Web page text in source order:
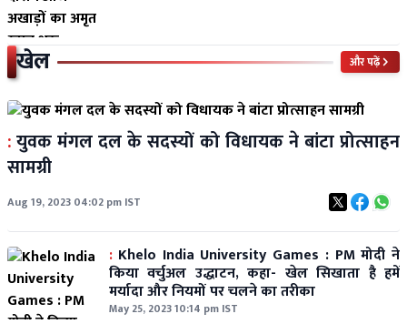
खेल और पढ़ें
:युवक मंगल दल के सदस्यों को विधायक ने बांटा प्रोत्साहन
सामग्री
Aug 19, 2023 04:02 pm IST
: Khelo India University Games : PM मोदी ने
किया वर्चुअल उद्धाटन, कहा- खेल सिखाता है हमें
मर्यादा और नियमों पर चलने का तरीका
May 25, 2023 10:14 pm IST